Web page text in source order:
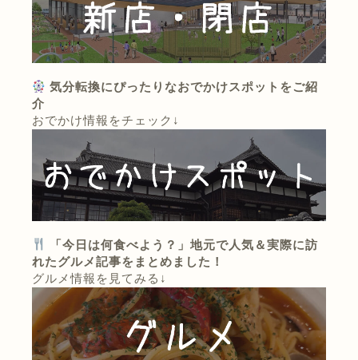
気分転換にぴったりなおでかけスポットをご紹
介
おでかけ情報をチェック↓
「今日は何食べよう？」地元で人気＆実際に訪
れたグルメ記事をまとめました！
グルメ情報を見てみる↓